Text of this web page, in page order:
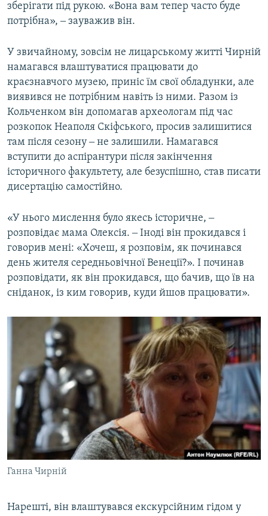
зберігати під рукою. «Вона вам тепер часто буде
потрібна», ‒ зауважив він.
У звичайному, зовсім не лицарському житті Чирній
намагався влаштуватися працювати до
краєзнавчого музею, приніс їм свої обладунки, але
виявився не потрібним навіть із ними. Разом із
Кольченком він допомагав археологам під час
розкопок Неаполя Скіфського, просив залишитися
там після сезону ‒ не залишили. Намагався
вступити до аспірантури після закінчення
історичного факультету, але безуспішно, став писати
дисертацію самостійно.
«У нього мислення було якесь історичне, ‒
розповідає мама Олексія. ‒ Іноді він прокидався і
говорив мені: «Хочеш, я розповім, як починався
день жителя середньовічної Венеції?». І починав
розповідати, як він прокидався, що бачив, що їв на
сніданок, із ким говорив, куди йшов працювати».
Ганна Чирній
Нарешті, він влаштувався екскурсійним гідом у